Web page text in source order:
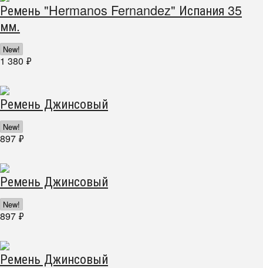
Ремень "Hermanos Fernandez" Испания 35
мм.
New!
1 380 ₽
Ремень Джинсовый
New!
897 ₽
Ремень Джинсовый
New!
897 ₽
Ремень Джинсовый